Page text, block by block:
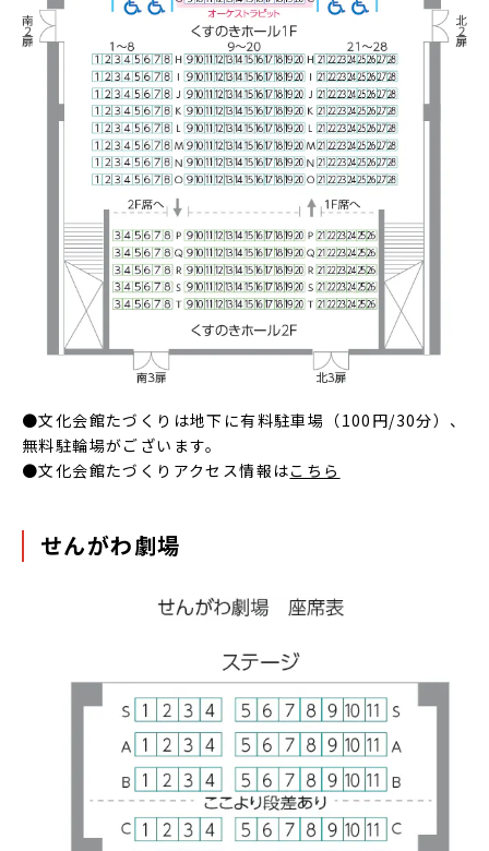
●文化会館たづくりは地下に有料駐車場（100円/30分）、
無料駐輪場がございます。
●文化会館たづくりアクセス情報はこちら
せんがわ劇場